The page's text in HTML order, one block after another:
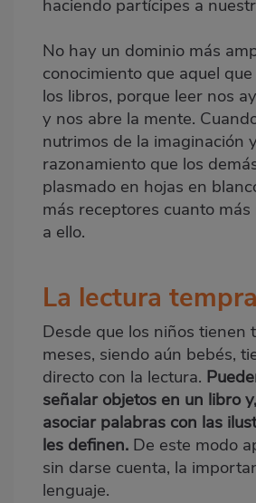
haciendo partícipes a
No hay un dominio más
conocimiento que aquel
los libros, porque leer nos
y nos abre la mente.
nutrimos de la imaginación
razonamiento que los
plasmado en hojas en
más receptores cuanto
a ello.
La lectura
Desde que los niños tienen
meses, siendo aún bebés,
directo con la lectura.
señalar objetos en un libro
asociar palabras con las
les definen. De este modo
sin darse cuenta, la
lenguaje.